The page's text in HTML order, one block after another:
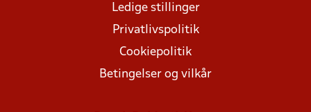
Ledige stillinger
Privatlivspolitik
Cookiepolitik
Betingelser og vilkår